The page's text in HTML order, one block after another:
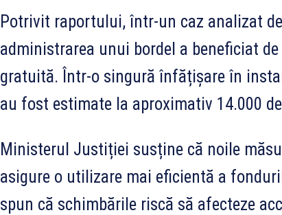
Potrivit raportului, într-un caz analizat
administrarea unui bordel a beneficiat
gratuită. Într-o singură înfățișare în
au fost estimate la aproximativ 14.000
Ministerul Justiției susține că noile
asigure o utilizare mai eficientă a
spun că schimbările riscă să afecteze